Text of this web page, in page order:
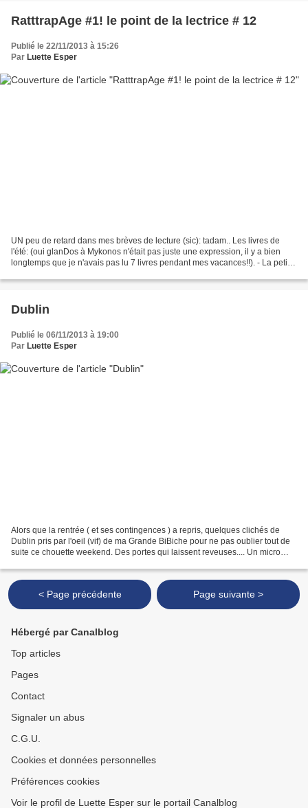
RatttrapAge #1! le point de la lectrice # 12
Publié le 22/11/2013 à 15:26
Par Luette Esper
UN peu de retard dans mes brèves de lecture (sic): tadam.. Les livres de
l'été: (oui glanDos à Mykonos n'était pas juste une expression, il y a bien
longtemps que je n'avais pas lu 7 livres pendant mes vacances!!). - La petite
Dublin
Publié le 06/11/2013 à 19:00
Par Luette Esper
Alors que la rentrée ( et ses contingences ) a repris, quelques clichés de
Dublin pris par l'oeil (vif) de ma Grande BiBiche pour ne pas oublier tout de
suite ce chouette weekend. Des portes qui laissent reveuses.... Un micro
< Page précédente Page suivante >
Hébergé par Canalblog
Top articles
Pages
Contact
Signaler un abus
C.G.U.
Cookies et données personnelles
Préférences cookies
Voir le profil de Luette Esper sur le portail Canalblog